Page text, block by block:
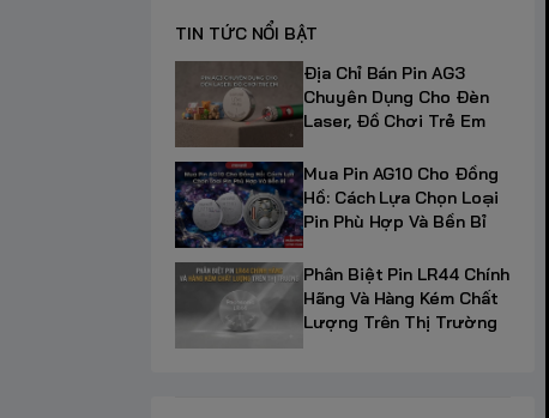
TIN TỨC NỔI BẬT
Địa Chỉ Bán Pin AG3
Chuyên Dụng Cho Đèn
Laser, Đồ Chơi Trẻ Em
Mua Pin AG10 Cho Đồng
Hồ: Cách Lựa Chọn Loại
Pin Phù Hợp Và Bền Bỉ
Phân Biệt Pin LR44 Chính
Hãng Và Hàng Kém Chất
Lượng Trên Thị Trường